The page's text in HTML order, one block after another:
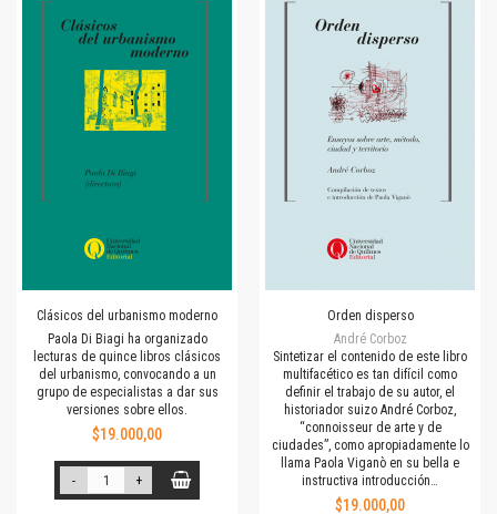
Clásicos del urbanismo moderno
Paola Di Biagi ha organizado
lecturas de quince libros clásicos
del urbanismo, convocando a un
grupo de especialistas a dar sus
versiones sobre ellos.
$19.000,00
- +
Orden disperso
André Corboz
Sintetizar el contenido de este libro
multifacético es tan difícil como
definir el trabajo de su autor, el
historiador suizo André Corboz,
“connoisseur de arte y de
ciudades”, como apropiadamente lo
llama Paola Viganò en su bella e
instructiva introducción…
$19.000,00